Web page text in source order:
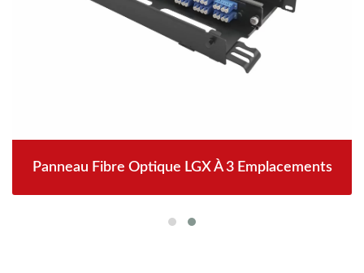
Panneau Fibre Optique LGX À 3 Emplacements